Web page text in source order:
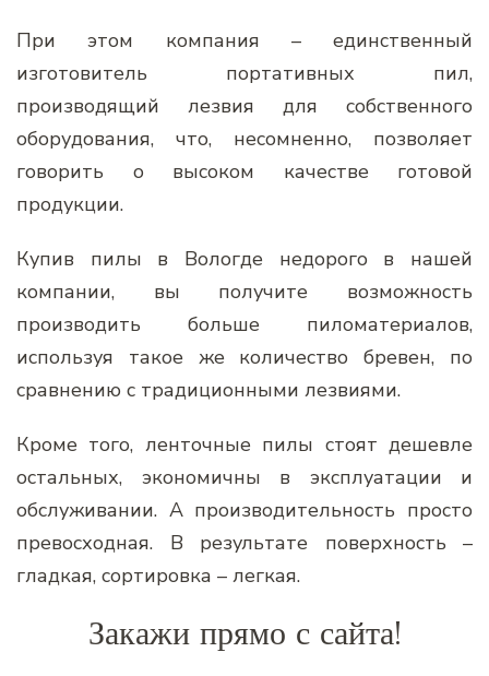
При этом компания – единственный
изготовитель портативных пил,
производящий лезвия для собственного
оборудования, что, несомненно, позволяет
говорить о высоком качестве готовой
продукции.
Купив пилы в Вологде недорого в нашей
компании, вы получите возможность
производить больше пиломатериалов,
используя такое же количество бревен, по
сравнению с традиционными лезвиями.
Кроме того, ленточные пилы стоят дешевле
остальных, экономичны в эксплуатации и
обслуживании. А производительность просто
превосходная. В результате поверхность –
гладкая, сортировка – легкая.
Закажи прямо с сайта!